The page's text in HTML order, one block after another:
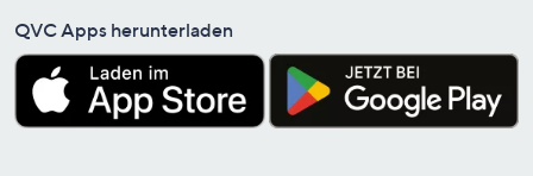
QVC Apps herunterladen